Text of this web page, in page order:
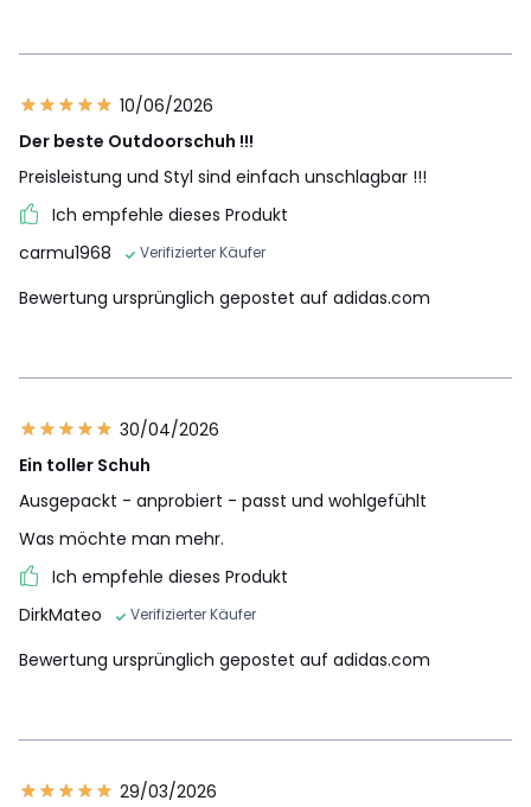
10/06/2026
Der beste Outdoorschuh !!!
Preisleistung und Styl sind einfach unschlagbar !!!
Ich empfehle dieses Produkt
carmu1968
Verifizierter Käufer
Bewertung ursprünglich gepostet auf adidas.com
30/04/2026
Ein toller Schuh
Ausgepackt - anprobiert - passt und wohlgefühlt
Was möchte man mehr.
Ich empfehle dieses Produkt
DirkMateo
Verifizierter Käufer
Bewertung ursprünglich gepostet auf adidas.com
29/03/2026